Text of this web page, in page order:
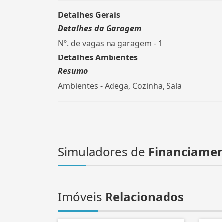
Detalhes Gerais
Detalhes da Garagem
Nº. de vagas na garagem - 1
Detalhes Ambientes
Resumo
Ambientes - Adega, Cozinha, Sala
Simuladores de
Imóveis Relacionados